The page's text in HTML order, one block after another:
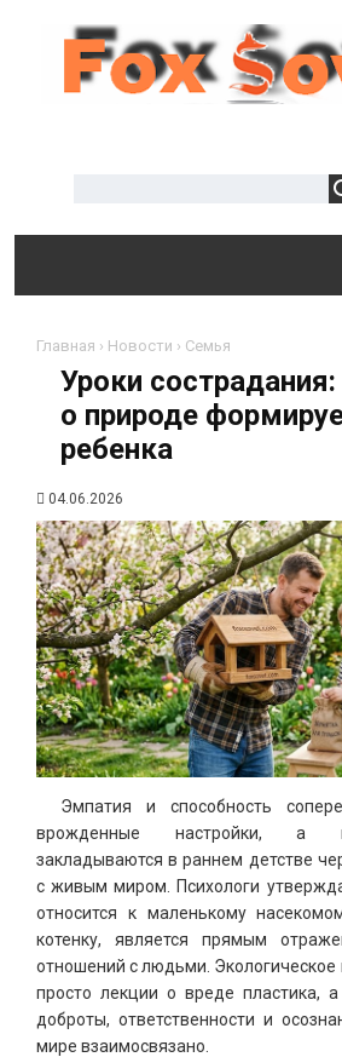
Главная › Новости › Семья
Уроки
о природе
ребенка
04.06.2026
Эмпатия и способность
врожденные настройки, а
закладываются в раннем детстве
с живым миром. Психологи
относится к маленькому
котенку, является прямым
отношений с людьми. Экологическое
просто лекции о вреде пластика,
доброты, ответственности и
мире взаимосвязано.